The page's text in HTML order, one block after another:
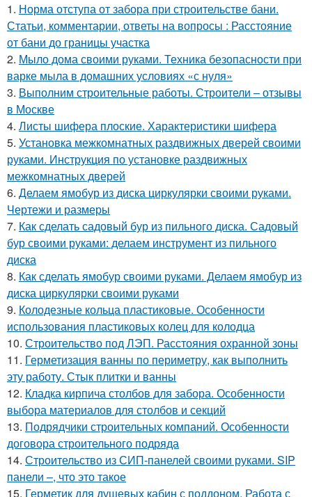
1. Норма отступа от забора при строительстве бани.
Статьи, комментарии, ответы на вопросы : Расстояние
от бани до границы участка
2. Мыло дома своими руками. Техника безопасности при
варке мыла в домашних условиях «с нуля»
3. Выполним строительные работы. Строители – отзывы
в Москве
4. Листы шифера плоские. Характеристики шифера
5. Установка межкомнатных раздвижных дверей своими
руками. Инструкция по установке раздвижных
межкомнатных дверей
6. Делаем ямобур из диска циркулярки своими руками.
Чертежи и размеры
7. Как сделать садовый бур из пильного диска. Садовый
бур своими руками: делаем инструмент из пильного
диска
8. Как сделать ямобур своими руками. Делаем ямобур из
диска циркулярки своими руками
9. Колодезные кольца пластиковые. Особенности
использования пластиковых колец для колодца
10. Строительство под ЛЭП. Расстояния охранной зоны
11. Герметизация ванны по периметру, как выполнить
эту работу. Стык плитки и ванны
12. Кладка кирпича столбов для забора. Особенности
выбора материалов для столбов и секций
13. Подрядчики строительных компаний. Особенности
договора строительного подряда
14. Строительство из СИП-панелей своими руками. SIP
панели –, что это такое
15. Герметик для душевых кабин с поддоном. Работа с